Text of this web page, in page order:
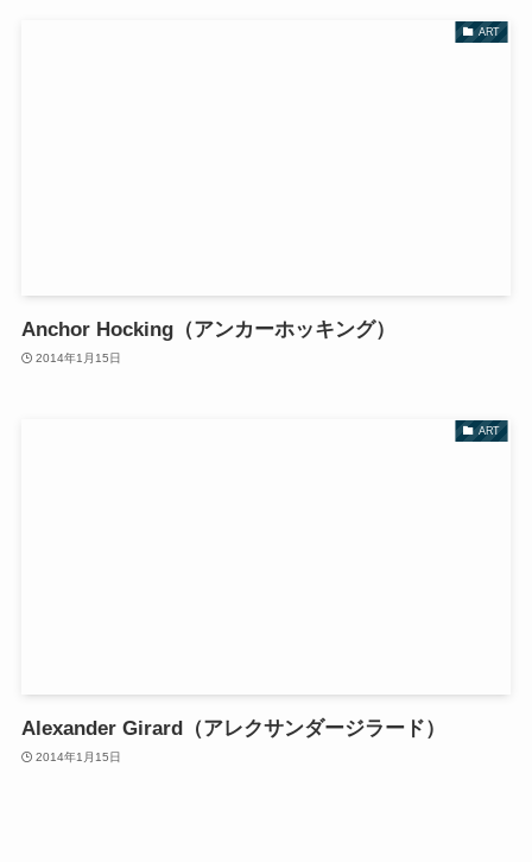
ART
Anchor Hocking（アンカーホッキング）
2014年1月15日
ART
Alexander Girard（アレクサンダージラード）
2014年1月15日